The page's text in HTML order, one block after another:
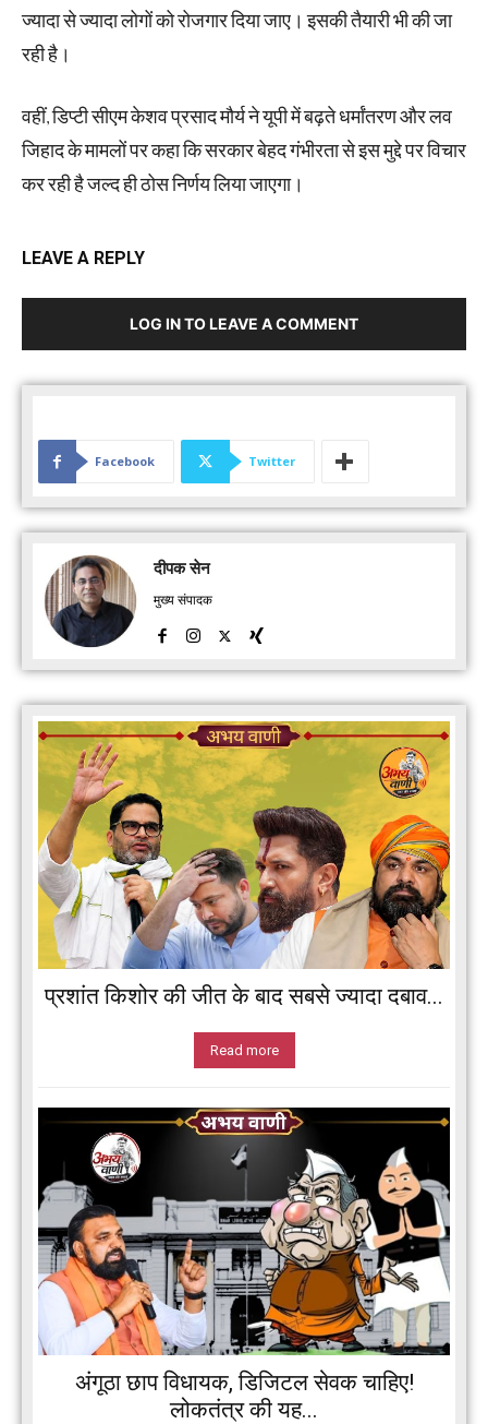
ज्यादा से ज्यादा लोगों को रोजगार दिया जाए। इसकी तैयारी भी की जा
रही है।
वहीं, डिप्टी सीएम केशव प्रसाद मौर्य ने यूपी में बढ़ते धर्मांतरण और लव
जिहाद के मामलों पर कहा कि सरकार बेहद गंभीरता से इस मुद्दे पर विचार
कर रही है जल्द ही ठोस निर्णय लिया जाएगा।
LEAVE A REPLY
LOG IN TO LEAVE A COMMENT
Facebook Twitter
दीपक सेन
मुख्य संपादक
प्रशांत किशोर की जीत के बाद सबसे ज्यादा दबाव...
Read more
अंगूठा छाप विधायक, डिजिटल सेवक चाहिए!
लोकतंत्र की यह...